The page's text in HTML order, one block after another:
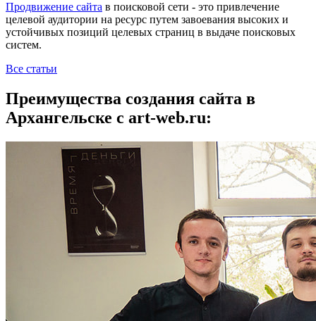
Продвижение сайта в поисковой сети - это привлечение
целевой аудитории на ресурс путем завоевания высоких и
устойчивых позиций целевых страниц в выдаче поисковых
систем.
Все статьи
Преимущества создания сайта в
Архангельске с art-web.ru: